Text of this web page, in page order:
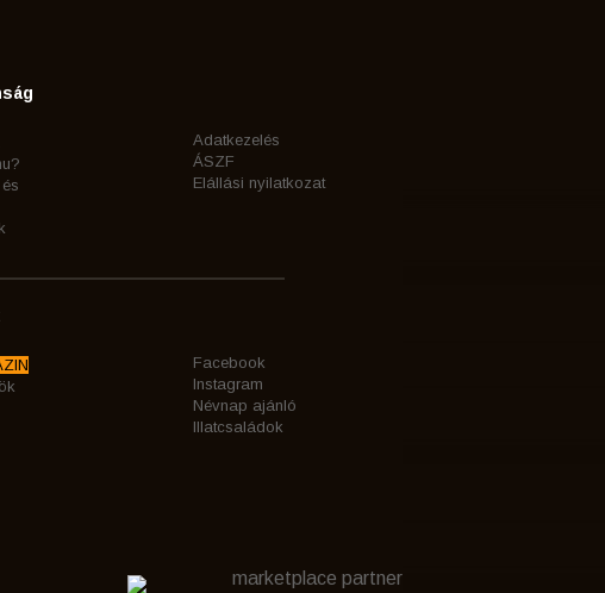
Adatkezelés
ÁSZF
Elállási nyilatkozat
Facebook
Instagram
Névnap ajánló
Illatcsaládok
marketplace partner